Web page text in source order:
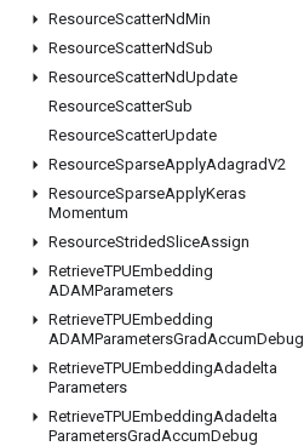
ResourceScatterNdMin
ResourceScatterNdSub
ResourceScatterNdUpdate
ResourceScatterSub
ResourceScatterUpdate
ResourceSparseApplyAdagradV2
ResourceSparseApplyKeras
Momentum
ResourceStridedSliceAssign
RetrieveTPUEmbedding
ADAMParameters
RetrieveTPUEmbedding
ADAMParametersGradAccumDebug
RetrieveTPUEmbeddingAdadelta
Parameters
RetrieveTPUEmbeddingAdadelta
ParametersGradAccumDebug